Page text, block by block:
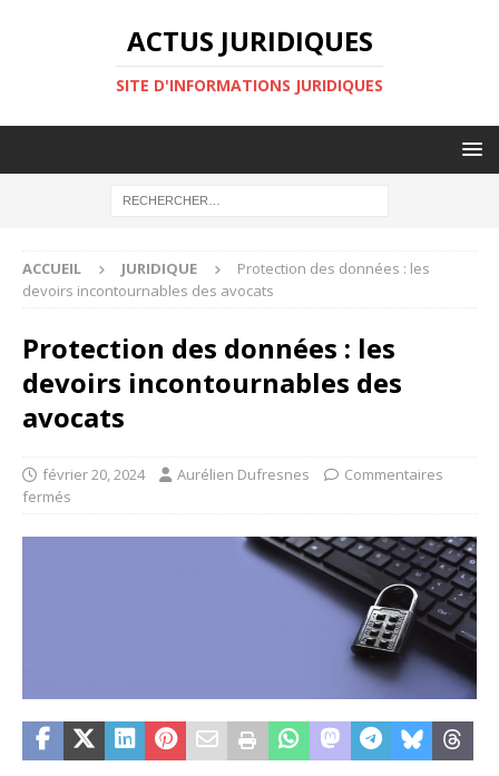
ACTUS JURIDIQUES
SITE D'INFORMATIONS JURIDIQUES
ACCUEIL JURIDIQUE
Protection des données : les
devoirs incontournables des avocats
Protection des données : les
devoirs incontournables des
avocats
février 20, 2024 Aurélien Dufresnes
Commentaires
fermés